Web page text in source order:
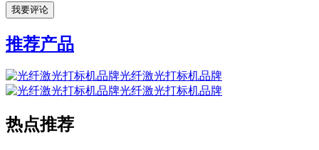
推荐产品
光纤激光打标机品牌
光纤激光打标机品牌
热点推荐